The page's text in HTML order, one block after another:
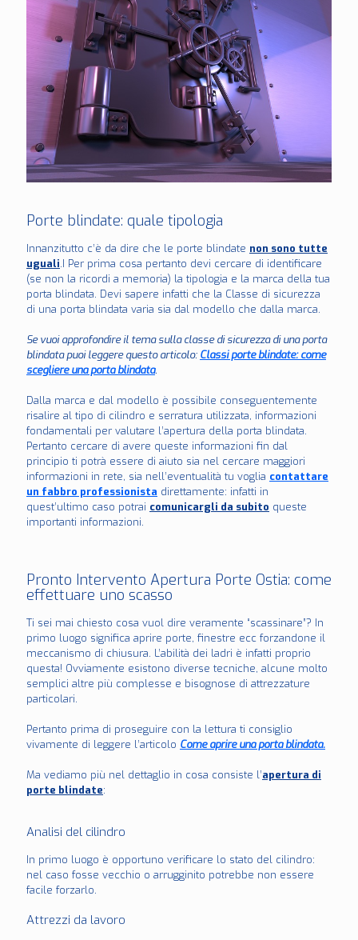
Porte blindate: quale tipologia
Innanzitutto c’è da dire che le porte blindate non sono tutte
uguali.I Per prima cosa pertanto devi cercare di identificare
(se non la ricordi a memoria) la tipologia e la marca della tua
porta blindata. Devi sapere infatti che la Classe di sicurezza
di una porta blindata varia sia dal modello che dalla marca.
Se vuoi approfondire il tema sulla classe di sicurezza di una porta
blindata puoi leggere questo articolo: Classi porte blindate: come
scegliere una porta blindata.
Dalla marca e dal modello è possibile conseguentemente
risalire al tipo di cilindro e serratura utilizzata, informazioni
fondamentali per valutare l’apertura della porta blindata.
Pertanto cercare di avere queste informazioni fin dal
principio ti potrà essere di aiuto sia nel cercare maggiori
informazioni in rete, sia nell’eventualità tu voglia contattare
un fabbro professionista direttamente: infatti in
quest’ultimo caso potrai comunicargli da subito queste
importanti informazioni.
Pronto Intervento Apertura Porte Ostia: come
effettuare uno scasso
Ti sei mai chiesto cosa vuol dire veramente “scassinare”? In
primo luogo significa aprire porte, finestre ecc forzandone il
meccanismo di chiusura. L’abilità dei ladri è infatti proprio
questa! Ovviamente esistono diverse tecniche, alcune molto
semplici altre più complesse e bisognose di attrezzature
particolari.
Pertanto prima di proseguire con la lettura ti consiglio
vivamente di leggere l’articolo Come aprire una porta blindata.
Ma vediamo più nel dettaglio in cosa consiste l’apertura di
porte blindate:
Analisi del cilindro
In primo luogo è opportuno verificare lo stato del cilindro:
nel caso fosse vecchio o arrugginito potrebbe non essere
facile forzarlo.
Attrezzi da lavoro